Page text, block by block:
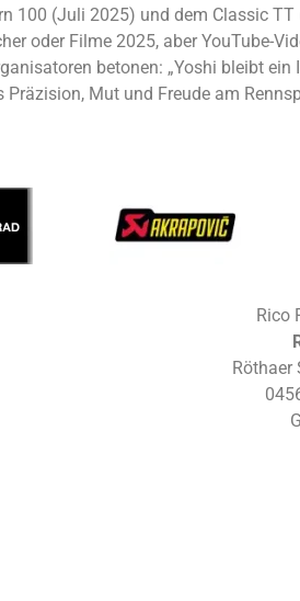
100 (Juli 2025) und dem Classic
oder Filme 2025, aber YouTube-
betonen: „Yoshi bleibt
Präzision, Mut und Freude am
Rico
Röthaer